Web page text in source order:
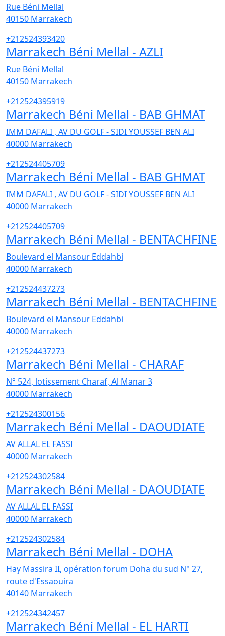
Rue Béni Mellal
40150 Marrakech
+212524393420
Marrakech Béni Mellal - AZLI
Rue Béni Mellal
40150 Marrakech
+212524395919
Marrakech Béni Mellal - BAB GHMAT
IMM DAFALI , AV DU GOLF - SIDI YOUSSEF BEN ALI
40000 Marrakech
+212524405709
Marrakech Béni Mellal - BAB GHMAT
IMM DAFALI , AV DU GOLF - SIDI YOUSSEF BEN ALI
40000 Marrakech
+212524405709
Marrakech Béni Mellal - BENTACHFINE
Boulevard el Mansour Eddahbi
40000 Marrakech
+212524437273
Marrakech Béni Mellal - BENTACHFINE
Boulevard el Mansour Eddahbi
40000 Marrakech
+212524437273
Marrakech Béni Mellal - CHARAF
N° 524, lotissement Charaf, Al Manar 3
40000 Marrakech
+212524300156
Marrakech Béni Mellal - DAOUDIATE
AV ALLAL EL FASSI
40000 Marrakech
+212524302584
Marrakech Béni Mellal - DAOUDIATE
AV ALLAL EL FASSI
40000 Marrakech
+212524302584
Marrakech Béni Mellal - DOHA
Hay Massira II, opération forum Doha du sud N° 27,
route d'Essaouira
40140 Marrakech
+212524342457
Marrakech Béni Mellal - EL HARTI